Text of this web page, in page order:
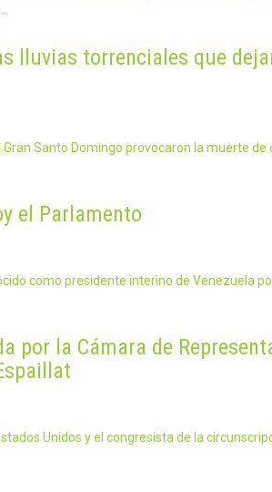
lluvias torrenciales que
Gran Santo Domingo provocaron la muerte de
el Parlamento
como presidente interino de Venezuela
por la Cámara de
Unidos y el congresista de la